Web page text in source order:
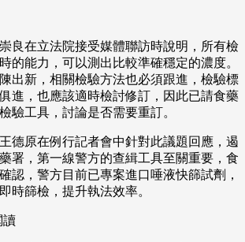
良在立法院接受媒體聯訪時說明，所有檢
的能力，可以測出比較準確穩定的濃度。
出新，相關檢驗方法也必須跟進，檢驗標
進，也應該適時檢討修訂，因此已請食藥
驗工具，討論是否需要重訂。
德原在例行記者會中針對此議題回應，遏
署，第一線警方的查緝工具至關重要，食
認，警方目前已專案進口唾液快篩試劑，
時篩檢，提升執法效率。
讀